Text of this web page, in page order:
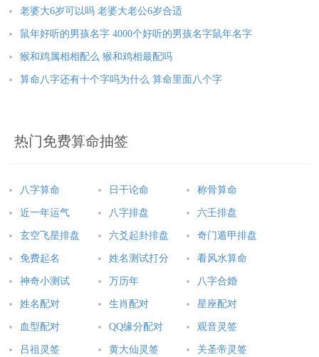
老婆大6岁可以吗 老婆大老公6岁合适
鼠年好听的男孩名字 4000个好听的男孩名字鼠年名字
猴和鸡属相相配么 猴和鸡相最配吗
算命八字还有十个字吗为什么 算命里面八个字
热门免费算命抽签
八字算命 日干论命 称骨算命
近一年运气 八字排盘 六壬排盘
玄空飞星排盘 六爻起卦排盘 奇门遁甲排盘
免费起名 姓名测试打分 看风水算命
神奇小测试 万历年 八字合婚
姓名配对 生肖配对 星座配对
血型配对 QQ缘分配对 观音灵签
吕祖灵签 黄大仙灵签 关圣帝灵签